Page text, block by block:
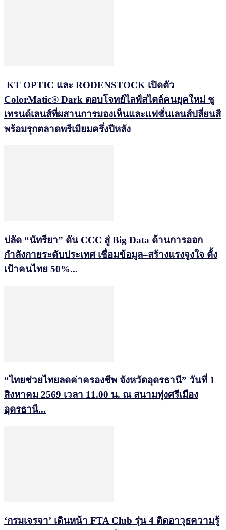
KT OPTIC และ RODENSTOCK เปิดตัว
ColorMatic® Dark ตอบโจทย์ไลฟ์สไตล์คนยุคใหม่ ชู
เทรนด์เลนส์ที่ผสานการมองเห็นและแฟชั่นเลนส์ปลี่ยนสี
พร้อมรุกตลาดพรีเมียมครึ่งปีหลัง
ปลัด “นัทรียา” ดัน CCC สู่ Big Data ด้านการออก
กำลังกายระดับประเทศ เชื่อมข้อมูล–สร้างแรงจูงใจ ตั้ง
เป้าคนไทย 50%...
“ไทยช่วยไทยลดค่าครองชีพ จังหวัดอุดรธานี” วันที่ 1
สิงหาคม 2569 เวลา 11.00 น. ณ สนามทุ่งศรีเมือง
อุดรธานี...
‘กรมเจรจา’ เดินหน้า FTA Club รุ่น 4 ติดอาวุธความรู้